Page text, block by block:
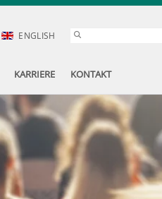
ENGLISH
KARRIERE KONTAKT